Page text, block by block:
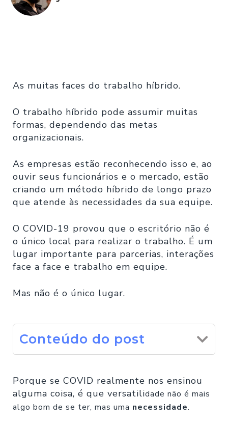
As muitas faces do trabalho híbrido.
O trabalho híbrido pode assumir muitas
formas, dependendo das metas
organizacionais.
As empresas estão reconhecendo isso e, ao
ouvir seus funcionários e o mercado, estão
criando um método híbrido de longo prazo
que atende às necessidades da sua equipe.
O COVID-19 provou que o escritório não é
o único local para realizar o trabalho. É um
lugar importante para parcerias, interações
face a face e trabalho em equipe.
Mas não é o único lugar.
Conteúdo do post
Porque se COVID realmente nos ensinou
alguma coisa, é que versatilidade não é mais
algo bom de se ter, mas uma necessidade.